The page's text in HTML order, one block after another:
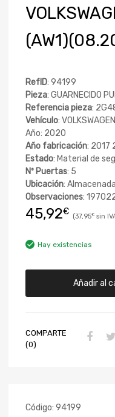
RefID: 94199
Pieza: GUARNECIDO
Referencia pieza:
Vehículo:
Año: 2020
Año fabricación: 2017
Estado: Material de
Nº Puertas: 5
Ubicación: Almacenada
Observaciones:
45,92€ 37,95€
Hay existencias
Añadir al
COMPARTE
(0)
Código: 94199